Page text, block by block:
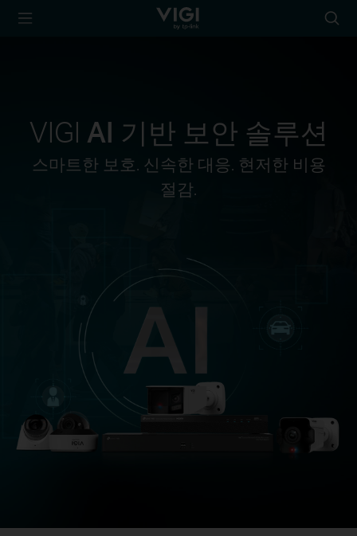
TP-Link, Reliably
아
VIGI AI 기반 보안 솔루션
스마트한 보호. 신속한 대응. 현저한 비용
절감.